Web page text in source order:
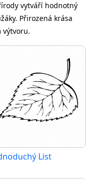
vytváří hodnotný
Přirozená krása
výtvoru.
List